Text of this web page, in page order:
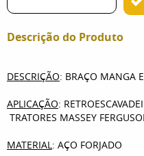
Descrição do Produto
DESCRIÇÃO: BRAÇO MANGA
APLICAÇÃO:
TRATORES MASSEY
MATERIAL : AÇO FORJADO